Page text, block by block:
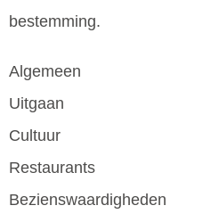
bestemming.
Algemeen
Uitgaan
Cultuur
Restaurants
Bezienswaardigheden